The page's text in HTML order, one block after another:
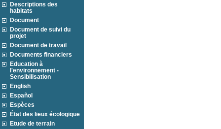
Descriptions des
habitats
Document
Document de suivi du
projet
Document de travail
Documents financiers
Education à
l'environnement -
Sensibilisation
English
Español
Espèces
État des lieux écologique
Etude de terrain